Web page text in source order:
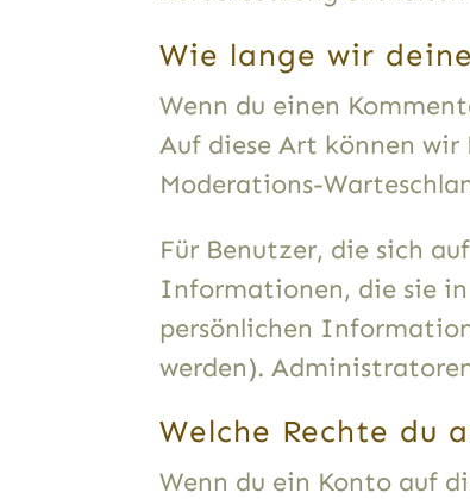
Wie lange wir
Wenn du einen
Auf diese Art können
Moderations-
Für Benutzer, die sich
Informationen, die sie
persönlichen
werden).
Welche Rechte du
Wenn du ein Konto auf